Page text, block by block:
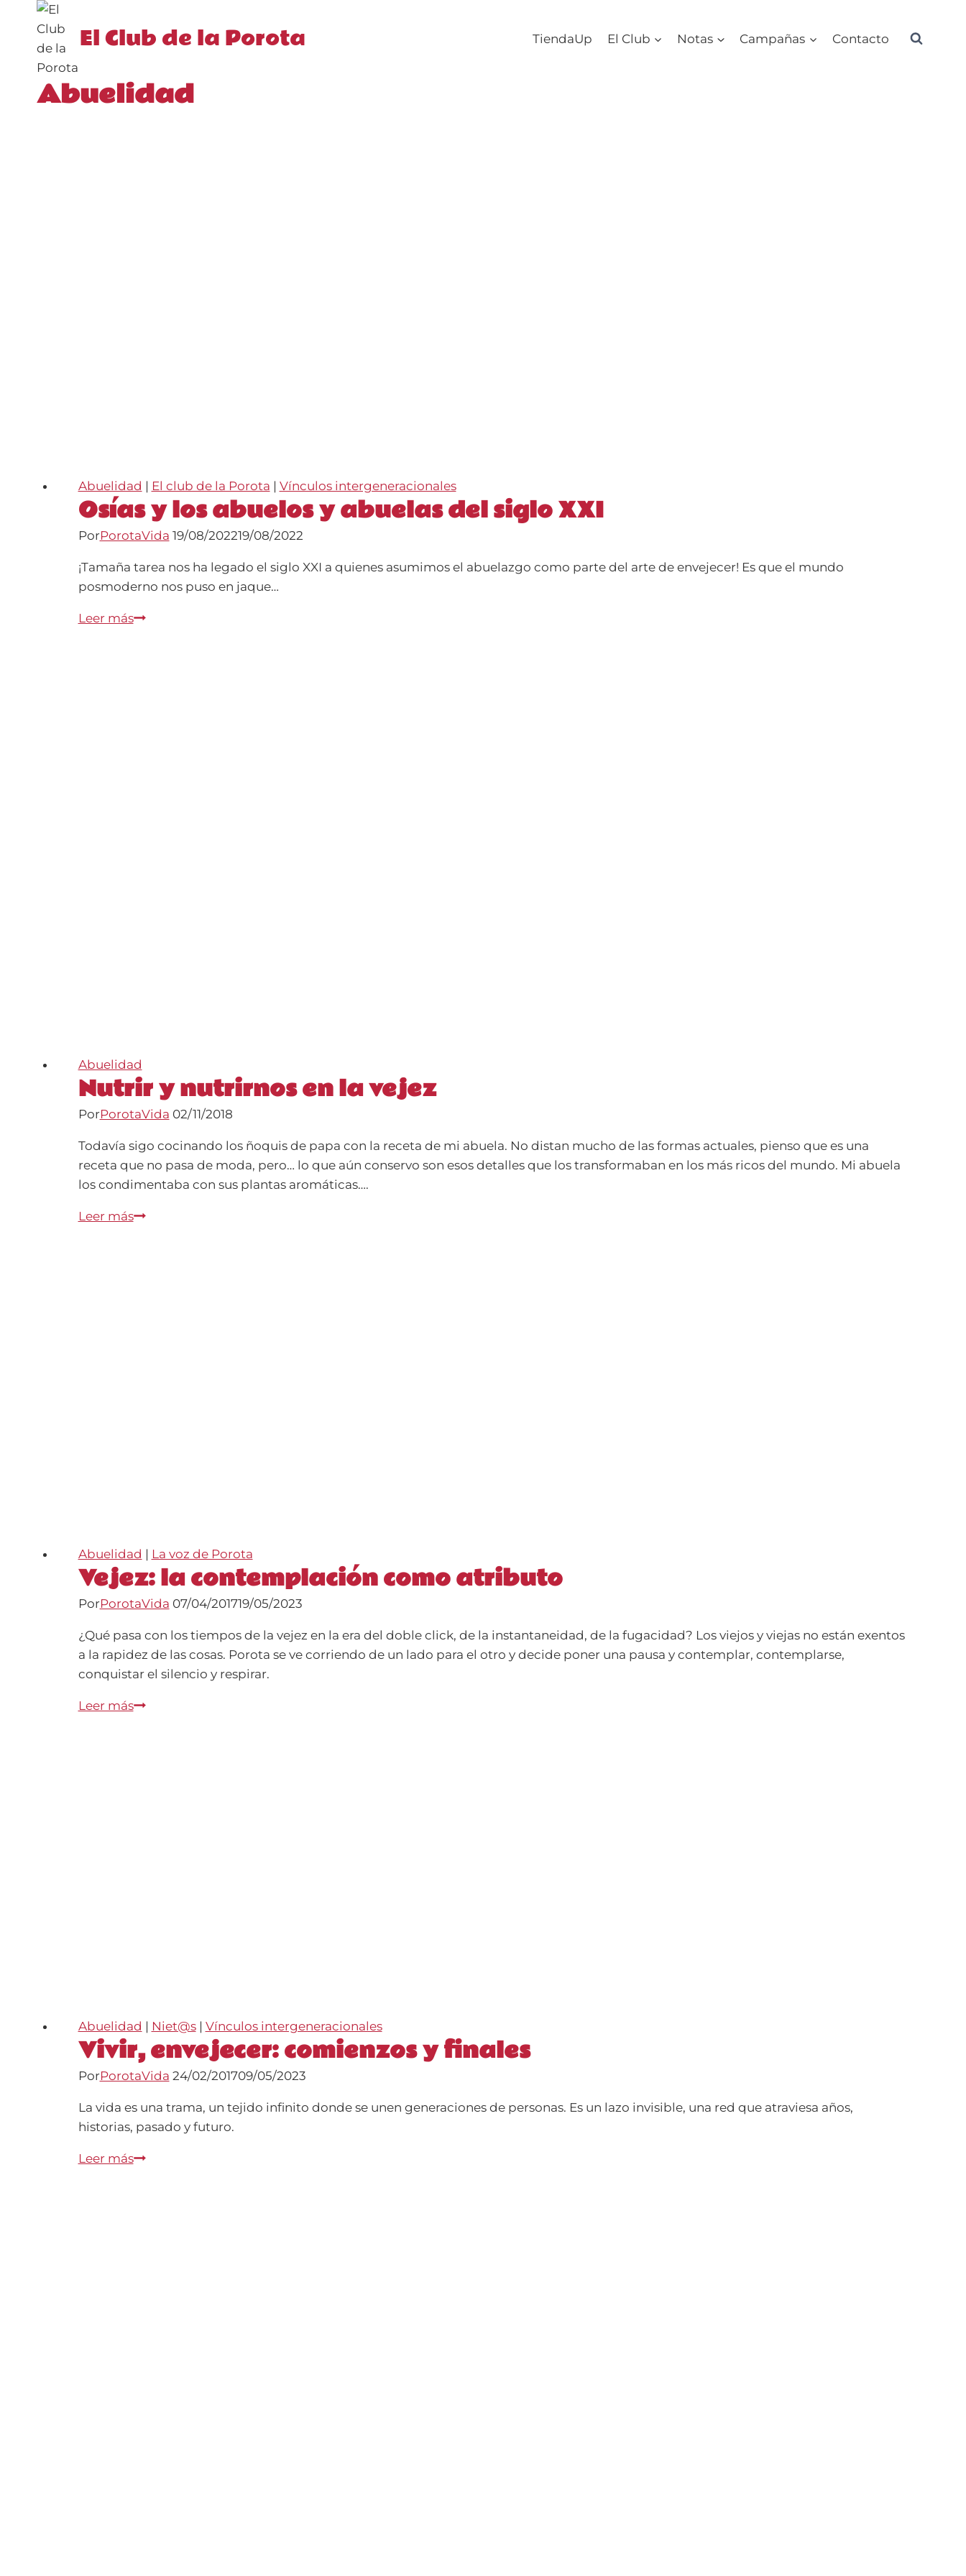
contenido
El Club de la Porota TiendaUp El Club Notas Campañas Contacto
Abuelidad
Abuelidad | El club de la Porota | Vínculos intergeneracionales
Osías y los abuelos y abuelas del siglo XXI
PorPorotaVida 19/08/202219/08/2022
¡Tamaña tarea nos ha legado el siglo XXI a quienes asumimos el abuelazgo como parte del arte de envejecer! Es que el mundo
posmoderno nos puso en jaque…
Leer másOsías
Abuelidad
Nutrir y nutrirnos en la vejez
PorPorotaVida 02/11/2018
Todavía sigo cocinando los ñoquis de papa con la receta de mi abuela. No distan mucho de las formas actuales, pienso que es una
receta que no pasa de moda, pero… lo que aún conservo son esos detalles que los transformaban en los más ricos del mundo. Mi abuela
los condimentaba con sus plantas aromáticas….
Leer másNutrir
Abuelidad | La voz de Porota
Vejez: la contemplación como atributo
PorPorotaVida 07/04/201719/05/2023
¿Qué pasa con los tiempos de la vejez en la era del doble click, de la instantaneidad, de la fugacidad? Los viejos y viejas no están exentos
a la rapidez de las cosas. Porota se ve corriendo de un lado para el otro y decide poner una pausa y contemplar, contemplarse,
conquistar el silencio y respirar.
Leer másVejez:
Abuelidad | Niet@s| Vínculos intergeneracionales
Vivir, envejecer: comienzos y finales
PorPorotaVida 24/02/201709/05/2023
La vida es una trama, un tejido infinito donde se unen generaciones de personas. Es un lazo invisible, una red que atraviesa años,
historias, pasado y futuro.
Leer másVivir,